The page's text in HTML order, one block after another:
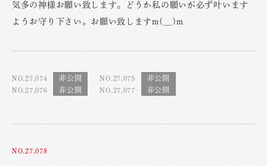
気多の神様お願い致します。どうか私の願いが必ず叶います
ようお守り下さい。お願い致しますm(__)m
NO.27,074
NO.27,075
NO.27,076
NO.27,077
NO.27,078